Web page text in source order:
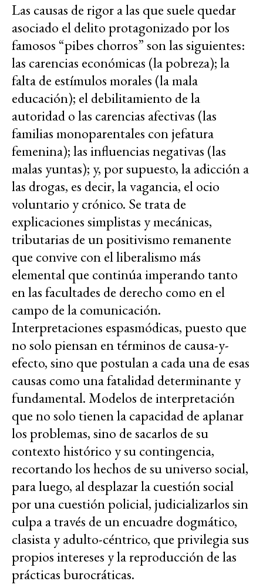
Las causas de rigor a las que suele quedar
asociado el delito protagonizado por los
famosos “pibes chorros” son las siguientes:
las carencias económicas (la pobreza); la
falta de estímulos morales (la mala
educación); el debilitamiento de la
autoridad o las carencias afectivas (las
familias monoparentales con jefatura
femenina); las influencias negativas (las
malas yuntas); y, por supuesto, la adicción a
las drogas, es decir, la vagancia, el ocio
voluntario y crónico. Se trata de
explicaciones simplistas y mecánicas,
tributarias de un positivismo remanente
que convive con el liberalismo más
elemental que continúa imperando tanto
en las facultades de derecho como en el
campo de la comunicación.
Interpretaciones espasmódicas, puesto que
no solo piensan en términos de causa-y-
efecto, sino que postulan a cada una de esas
causas como una fatalidad determinante y
fundamental. Modelos de interpretación
que no solo tienen la capacidad de aplanar
los problemas, sino de sacarlos de su
contexto histórico y su contingencia,
recortando los hechos de su universo social,
para luego, al desplazar la cuestión social
por una cuestión policial, judicializarlos sin
culpa a través de un encuadre dogmático,
clasista y adulto-céntrico, que privilegia sus
propios intereses y la reproducción de las
prácticas burocráticas.